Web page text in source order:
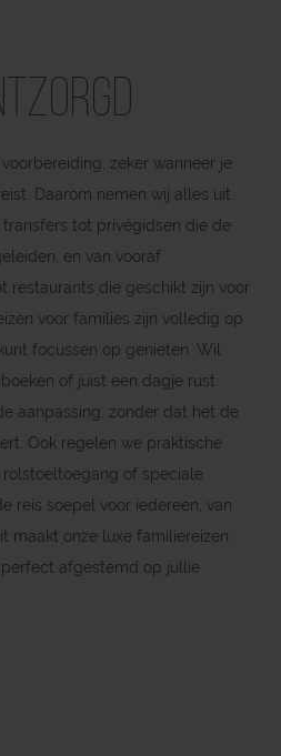
zeker wanneer je
Daarom nemen wij alles uit
tot privégidsen die de
en van vooraf
restaurants die geschikt zijn voor
voor families zijn volledig op
focussen op genieten. Wil
of juist een dagje rust
aanpassing, zonder dat het de
Ook regelen we praktische
rolstoeltoegang of speciale
reis soepel voor iedereen, van
maakt onze luxe familiereizen
afgestemd op jullie